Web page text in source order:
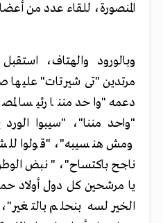
المنصورة، للقاء عدد من
وبالورود والهتاف،
مرتدين "تى شيرتات"
دعمه "واحد مننا رئيسا
"واحد مننا"، "سيبوا
ومش هنسيبه"، "قولوا
ناجح باكتساح"، " نبض
يا مرشحين كل دول أولاد
الخير لسه بنحلم